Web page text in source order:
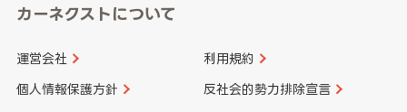
カーネクストについて
運営会社 利用規約
個人情報保護方針 反社会的勢力排除宣言